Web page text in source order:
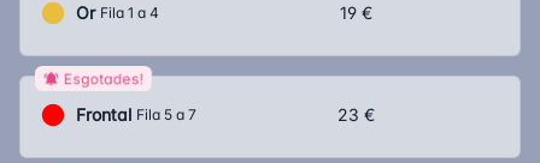
Or Fila 1 a 4 19 €
Frontal Fila 5 a 7 23 €
Esgotades!